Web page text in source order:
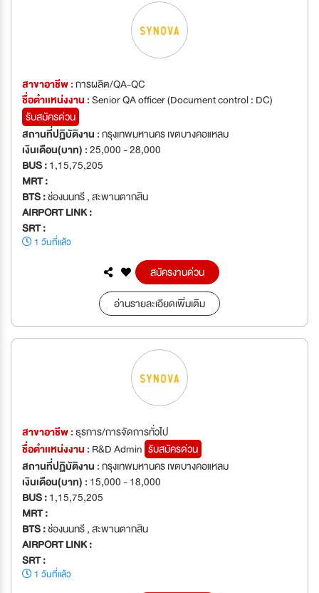
สาขาอาชีพ :การผลิต/QA-QC
ชื่อตำเเหน่งงาน :Senior QA officer (Document control : DC)
รับสมัครด่วน
สถานที่ปฏิบัติงาน :กรุงเทพมหานคร เขตบางคอแหลม
เงินเดือน(บาท) :25,000 - 28,000
BUS :1,15,75,205
MRT :
BTS :ช่องนนทรี , สะพานตากสิน
AIRPORT LINK :
SRT :
1 วันที่แล้ว
สมัครงานด่วน
อ่านรายละเอียดเพิ่มเติม
สาขาอาชีพ :ธุรการ/การจัดการทั่วไป
ชื่อตำเเหน่งงาน : R&D Admin รับสมัครด่วน
สถานที่ปฏิบัติงาน :กรุงเทพมหานคร เขตบางคอแหลม
เงินเดือน(บาท) : 15,000 - 18,000
BUS :1,15,75,205
MRT :
BTS :ช่องนนทรี , สะพานตากสิน
AIRPORT LINK :
SRT :
1 วันที่แล้ว